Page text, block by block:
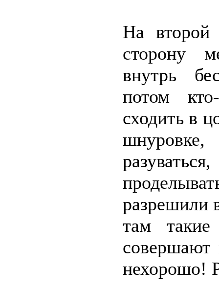
На
сторону
внутрь
потом
сходить в
разрешили
там
нехорошо!